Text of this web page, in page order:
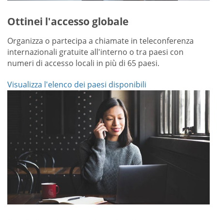
Ottinei l'accesso globale
Organizza o partecipa a chiamate in teleconferenza
internazionali gratuite all'interno o tra paesi con
numeri di accesso locali in più di 65 paesi.
Visualizza l'elenco dei paesi disponibili